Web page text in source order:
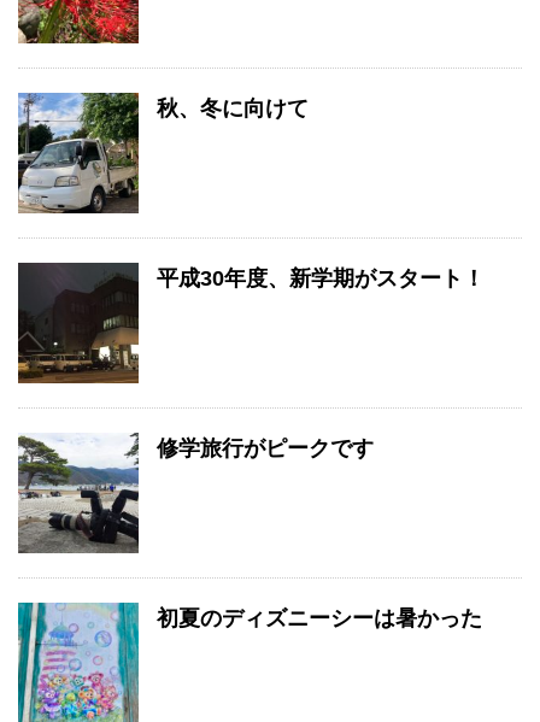
秋、冬に向けて
平成30年度、新学期がスタート！
修学旅行がピークです
初夏のディズニーシーは暑かった